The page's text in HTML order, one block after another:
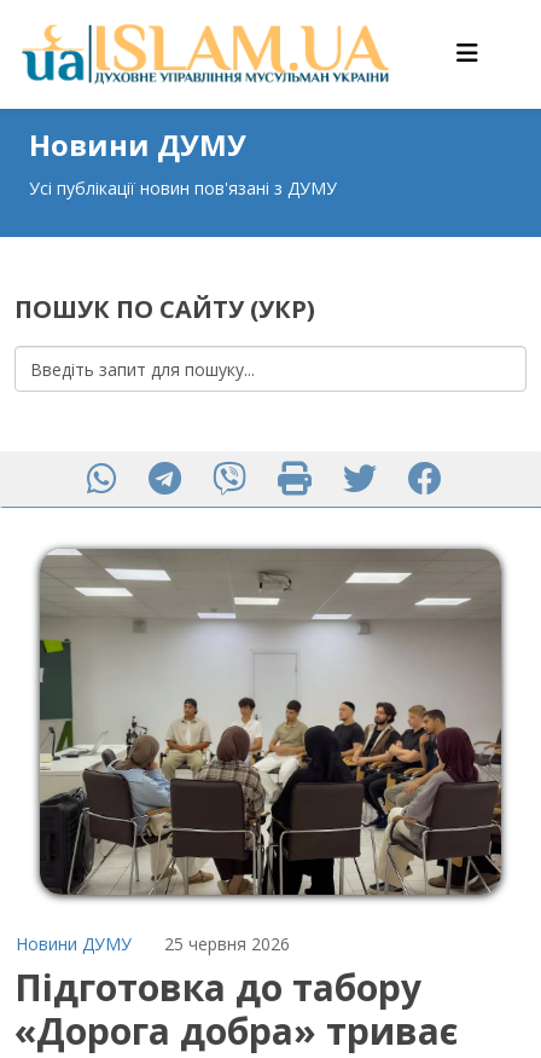
Новини ДУМУ
Усі публікації новин пов'язані з ДУМУ
ПОШУК ПО САЙТУ (УКР)
Новини ДУМУ 25 червня 2026
Підготовка до табору
«Дорога добра» триває